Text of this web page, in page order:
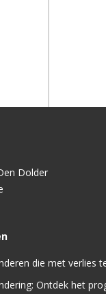
Dolder
die met verlies
Ontdek het